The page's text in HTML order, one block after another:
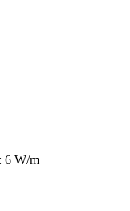
6 W/m